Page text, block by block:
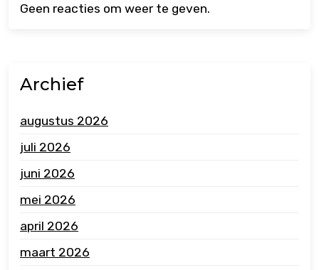
Geen reacties om weer te geven.
Archief
augustus 2026
juli 2026
juni 2026
mei 2026
april 2026
maart 2026